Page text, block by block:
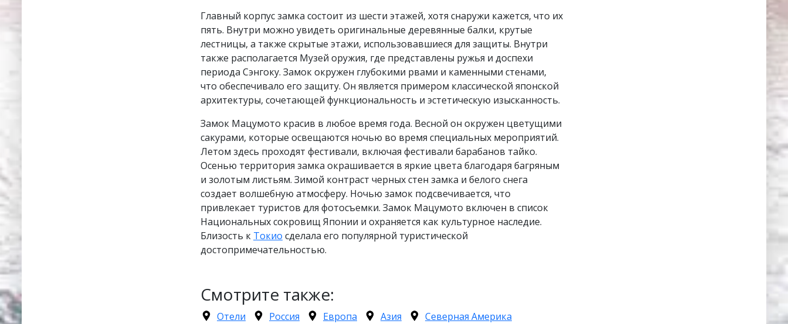
Главный корпус замка состоит из шести этажей, хотя снаружи кажется, что их
пять. Внутри можно увидеть оригинальные деревянные балки, крутые
лестницы, а также скрытые этажи, использовавшиеся для защиты. Внутри
также располагается Музей оружия, где представлены ружья и доспехи
периода Сэнгоку. Замок окружен глубокими рвами и каменными стенами,
что обеспечивало его защиту. Он является примером классической японской
архитектуры, сочетающей функциональность и эстетическую изысканность.
Замок Мацумото красив в любое время года. Весной он окружен цветущими
сакурами, которые освещаются ночью во время специальных мероприятий.
Летом здесь проходят фестивали, включая фестивали барабанов тайко.
Осенью территория замка окрашивается в яркие цвета благодаря багряным
и золотым листьям. Зимой контраст черных стен замка и белого снега
создает волшебную атмосферу. Ночью замок подсвечивается, что
привлекает туристов для фотосъемки. Замок Мацумото включен в список
Национальных сокровищ Японии и охраняется как культурное наследие.
Близость к Токио сделала его популярной туристической
достопримечательностью.
Смотрите также:
Отели Россия Европа Азия
Северная Америка